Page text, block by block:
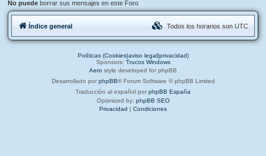
No puede borrar sus mensajes en este Foro
Índice general Todos los horarios son UTC
Políticas (Cookies|aviso legal|privacidad)
Sponsors: Trucos Windows
Aero style developed for phpBB
Desarrollado por phpBB® Forum Software © phpBB Limited
Traducción al español por phpBB España
Optimized by: phpBB SEO
Privacidad | Condiciones